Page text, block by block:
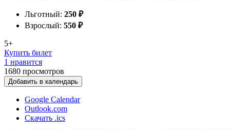
Льготный: 250 ₽
Взрослый: 550 ₽
5+
Купить билет
1 нравится
1680 просмотров
Добавить в календарь
Google Calendar
Outlook.com
Скачать .ics